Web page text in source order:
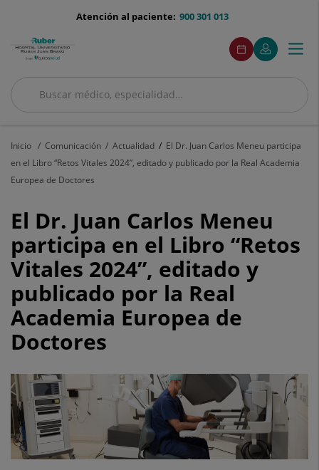
menu-
900 301 013
Atención al paciente:
Buscar
Buscar
menuAcceso
Pedir
cita
Este
enlace
se
en
Mi
Quirónsalud
Este
enlace
se
en
ventana
nueva.
Menú
Inicio Comunicación Actualidad
El Dr. Juan Carlos Meneu participa
en el Libro “Retos Vitales 2024”, editado y publicado por la Real Academia
Europea de Doctores
El
Dr.
Juan
Carlos
Meneu
participa
en
el
Libro
“Retos
El Dr. Juan Carlos Meneu
participa en el Libro “Retos
Vitales 2024”, editado y
publicado por la Real
Academia Europea de
Doctores